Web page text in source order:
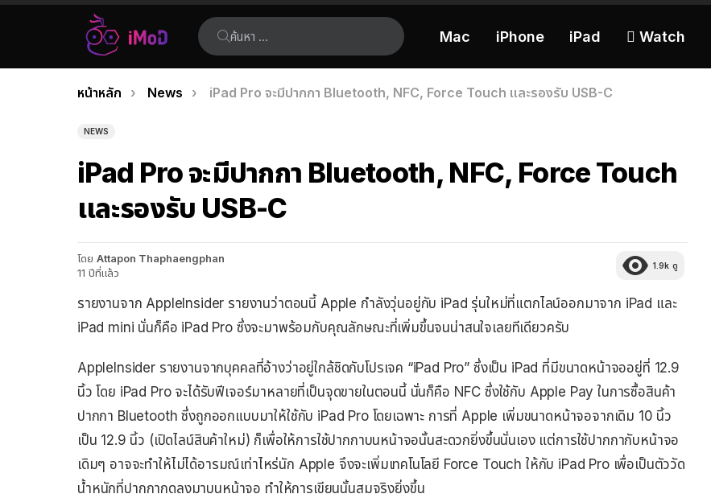
ค้นหา:
Mac iPhone iPad  Watch
เรื่อง
ล่าสุด
คุณอยู่ที่นี่:
หน้าหลัก News iPad Pro จะมีปากกา Bluetooth, NFC, Force Touch และรองรับ USB-C
NEWS
iPad Pro จะมีปากกา Bluetooth, NFC, Force Touch
และรองรับ USB-C
โดย Attapon Thaphaengphan
11 ปีที่แล้ว
1.9k ดู
รายงานจาก AppleInsider รายงานว่าตอนนี้ Apple กำลังวุ่นอยู่กับ iPad รุ่นใหม่ที่แตกไลน์ออกมาจาก iPad และ
iPad mini นั่นก็คือ iPad Pro ซึ่งจะมาพร้อมกับคุณลักษณะที่เพิ่มขึ้นจนน่าสนใจเลยทีเดียวครับ
AppleInsider รายงานจากบุคคลที่อ้างว่าอยู่ใกล้ชิดกับโปรเจค “iPad Pro” ซึ่งเป็น iPad ที่มีขนาดหน้าจออยู่ที่ 12.9
นิ้ว โดย iPad Pro จะได้รับฟีเจอร์มาหลายที่เป็นจุดขายในตอนนี้ นั่นก็คือ NFC ซึ่งใช้กับ Apple Pay ในการซื้อสินค้า
ปากกา Bluetooth ซึ่งถูกออกแบบมาให้ใช้กับ iPad Pro โดยเฉพาะ การที่ Apple เพิ่มขนาดหน้าจอจากเดิม 10 นิ้ว
เป็น 12.9 นิ้ว (เปิดไลน์สินค้าใหม่) ก็เพื่อให้การใช้ปากกาบนหน้าจอนั้นสะดวกยิ่งขึ้นนั่นเอง แต่การใช้ปากกากับหน้าจอ
เดิมๆ อาจจะทำให้ไม่ได้อารมณ์เท่าไหร่นัก Apple จึงจะเพิ่มเทคโนโลยี Force Touch ให้กับ iPad Pro เพื่อเป็นตัววัด
น้ำหนักที่ปากกากดลงมาบนหน้าจอ ทำให้การเขียนนั้นสมจริงยิ่งขึ้น